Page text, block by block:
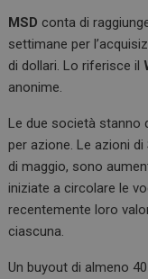
ce
b
o
o
k
ke
dI
MSD conta di
settimane per
di dollari. Lo riferisce il
anonime.
Le due società stanno
per azione. Le azioni di
di maggio, sono
iniziate a circolare le
recentemente loro
ciascuna.
Un buyout di almeno